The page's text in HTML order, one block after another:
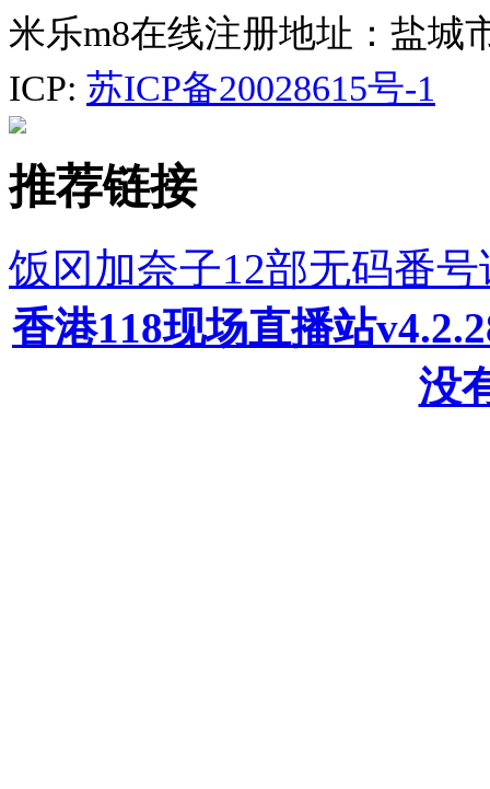
米乐m8在线注册地址：盐城
ICP: 苏ICP备20028615号-1
推荐链接
饭冈加奈子12部无码番
香港118现场直播站
没